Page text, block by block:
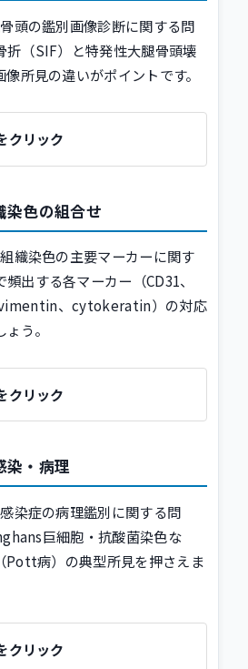
頭の鑑別画像診断に関する問
折（SIF）と特発性大腿骨頭壊
所見の違いがポイントです。
クリック
染色の組合せ
織染色の主要マーカーに関す
出する各マーカー（CD31、
、cytokeratin）の対応
う。
クリック
染・病理
染症の病理鑑別に関する問
巨細胞・抗酸菌染色な
Pott病）の典型所見を押さえま
クリック